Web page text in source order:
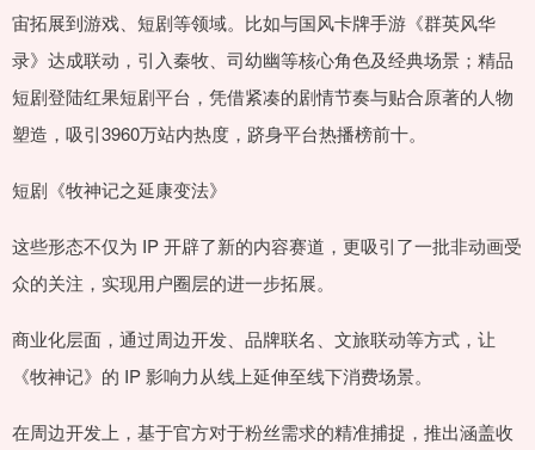
宙拓展到游戏、短剧等领域。比如与国风卡牌手游《群英风华
录》达成联动，引入秦牧、司幼幽等核心角色及经典场景；精品
短剧登陆红果短剧平台，凭借紧凑的剧情节奏与贴合原著的人物
塑造，吸引3960万站内热度，跻身平台热播榜前十。
短剧《牧神记之延康变法》
这些形态不仅为 IP 开辟了新的内容赛道，更吸引了一批非动画受
众的关注，实现用户圈层的进一步拓展。
商业化层面，通过周边开发、品牌联名、文旅联动等方式，让
《牧神记》的 IP 影响力从线上延伸至线下消费场景。
在周边开发上，基于官方对于粉丝需求的精准捕捉，推出涵盖收